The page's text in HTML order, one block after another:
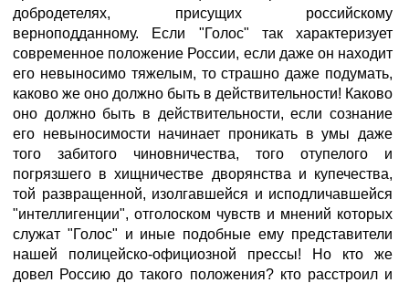
добродетелях, присущих российскому
верноподданному. Если "Голос" так характеризует
современное положение России, если даже он находит
его невыносимо тяжелым, то страшно даже подумать,
каково же оно должно быть в действительности! Каково
оно должно быть в действительности, если сознание
его невыносимости начинает проникать в умы даже
того забитого чиновничества, того отупелого и
погрязшего в хищничестве дворянства и купечества,
той развращенной, изолгавшейся и исподличавшейся
"интеллигенции", отголоском чувств и мнений которых
служат "Голос" и иные подобные ему представители
нашей полицейско-официозной прессы! Но кто же
довел Россию до такого положения? кто расстроил и